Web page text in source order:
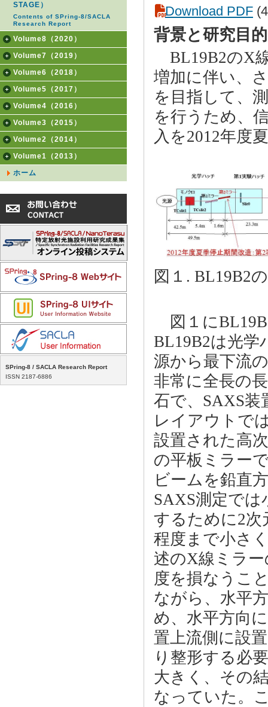
STAGE）
Contents of SPring-8/SACLA
Research Report
Volume8（2020）
Volume7（2019）
Volume6（2018）
Volume5（2017）
Volume4（2016）
Volume3（2015）
Volume2（2014）
Volume1（2013）
ホーム
SPring-8 / SACLA Research Report
ISSN 2187-6886
Download PDF
背景と研究目
BL19B2のX
増加に伴い、
を目指して、
を行うため、
入を2012年度
図１. BL19B2
図１に
BL19B2は光学
源から最下流
非常に全長の
石で、SAXS
レイアウトで
設置された高
の平板ミラー
ビームを鉛直
SAXS測定で
するために2次
程度まで小さ
述のX線ミラ
度を損なうこ
ながら、水平
め、水平方向
置上流側に設
り整形する必
大きく、その
なっていた。